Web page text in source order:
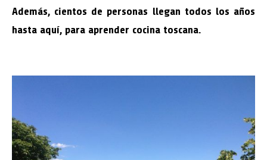
Además, cientos de personas llegan todos los años
hasta aquí, para aprender cocina toscana.